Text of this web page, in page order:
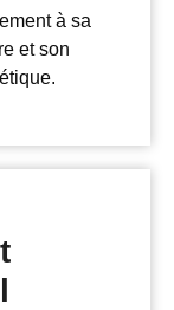
à sa
et son